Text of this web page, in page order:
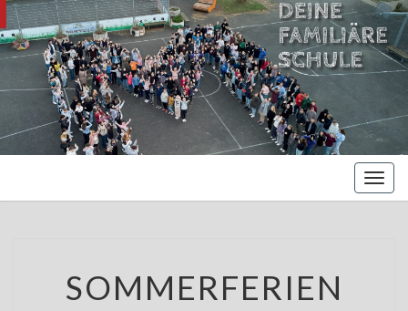
Oberschule –
Offene
Ganztagsschule
SOMMERFERIEN